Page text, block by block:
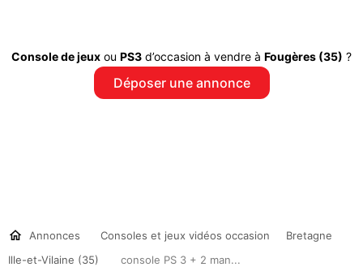
Console de jeux ou PS3 d’occasion à vendre à Fougères (35) ?
Déposer une annonce
Annonces Consoles et jeux vidéos occasion
Bretagne
Ille-et-Vilaine (35)
console PS 3 + 2 man...